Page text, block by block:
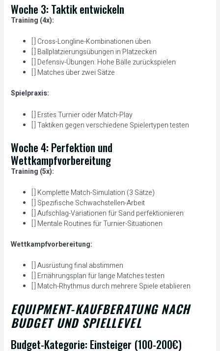
Woche 3: Taktik entwickeln
Training (4x):
[ ] Cross-Longline-Kombinationen üben
[ ] Ballplatzierungsübungen in Platzecken
[ ] Defensiv-Übungen: Hohe Bälle zurückspielen
[ ] Matches über zwei Sätze
Spielpraxis:
[ ] Erstes Turnier oder Match-Play
[ ] Taktiken gegen verschiedene Spielertypen testen
Woche 4: Perfektion und
Wettkampfvorbereitung
Training (5x):
[ ] Komplette Match-Simulation (3 Sätze)
[ ] Spezifische Schwachstellen-Arbeit
[ ] Aufschlag-Variationen für Sand perfektionieren
[ ] Mentale Routines für Turnier-Situationen
Wettkampfvorbereitung:
[ ] Ausrüstung final abstimmen
[ ] Ernährungsplan für lange Matches testen
[ ] Match-Rhythmus durch mehrere Spiele etablieren
EQUIPMENT-KAUFBERATUNG NACH
BUDGET UND SPIELLEVEL
Budget-Kategorie: Einsteiger (100-200€)